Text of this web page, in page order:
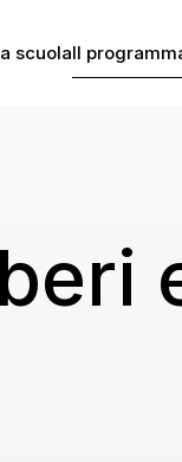
scuolaIl